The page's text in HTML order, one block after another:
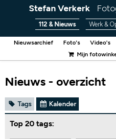
Stefan Verkerk
112 & Nieuws Werk &
Nieuwsarchief Foto's Video's
Mijn
Nieuws - overzicht
Tags Kalender
Top 20 tags: